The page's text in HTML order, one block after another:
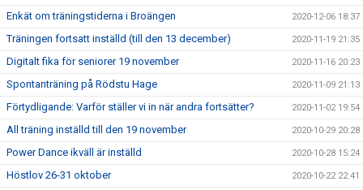
Enkät om träningstiderna i Broängen 2020-12-06 18:37
Träningen fortsatt inställd (till den 13 december) 2020-11-19 21:35
Digitalt fika för seniorer 19 november 2020-11-16 20:23
Spontanträning på Rödstu Hage 2020-11-09 21:13
Förtydligande: Varför ställer vi in när andra fortsätter? 2020-11-02 19:54
All träning inställd till den 19 november 2020-10-29 20:28
Power Dance ikväll är inställd 2020-10-28 15:24
Höstlov 26-31 oktober 2020-10-22 22:41